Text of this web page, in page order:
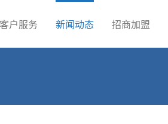
客户服务 新闻动态 招商加盟